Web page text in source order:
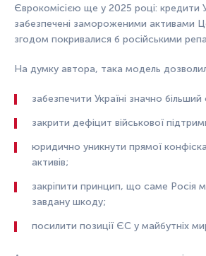
Єврокомісією ще у 2025 році: кредити
забезпечені замороженими активами
згодом покривалися б російськими
На думку автора, така модель
забезпечити Україні значно
закрити дефіцит військової
юридично уникнути прямої
активів;
закріпити принцип, що саме Росія
завдану шкоду;
посилити позиції ЄС у майбутніх